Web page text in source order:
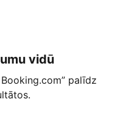
vidū
palīdz